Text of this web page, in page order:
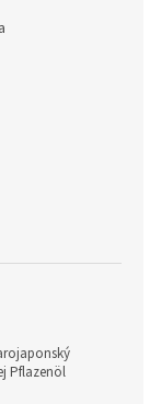
Pflazenöl